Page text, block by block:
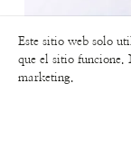
Este sitio web solo
que el sitio funcione.
marketing.